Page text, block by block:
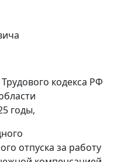
кодекса РФ
годы,
отпуска за работу